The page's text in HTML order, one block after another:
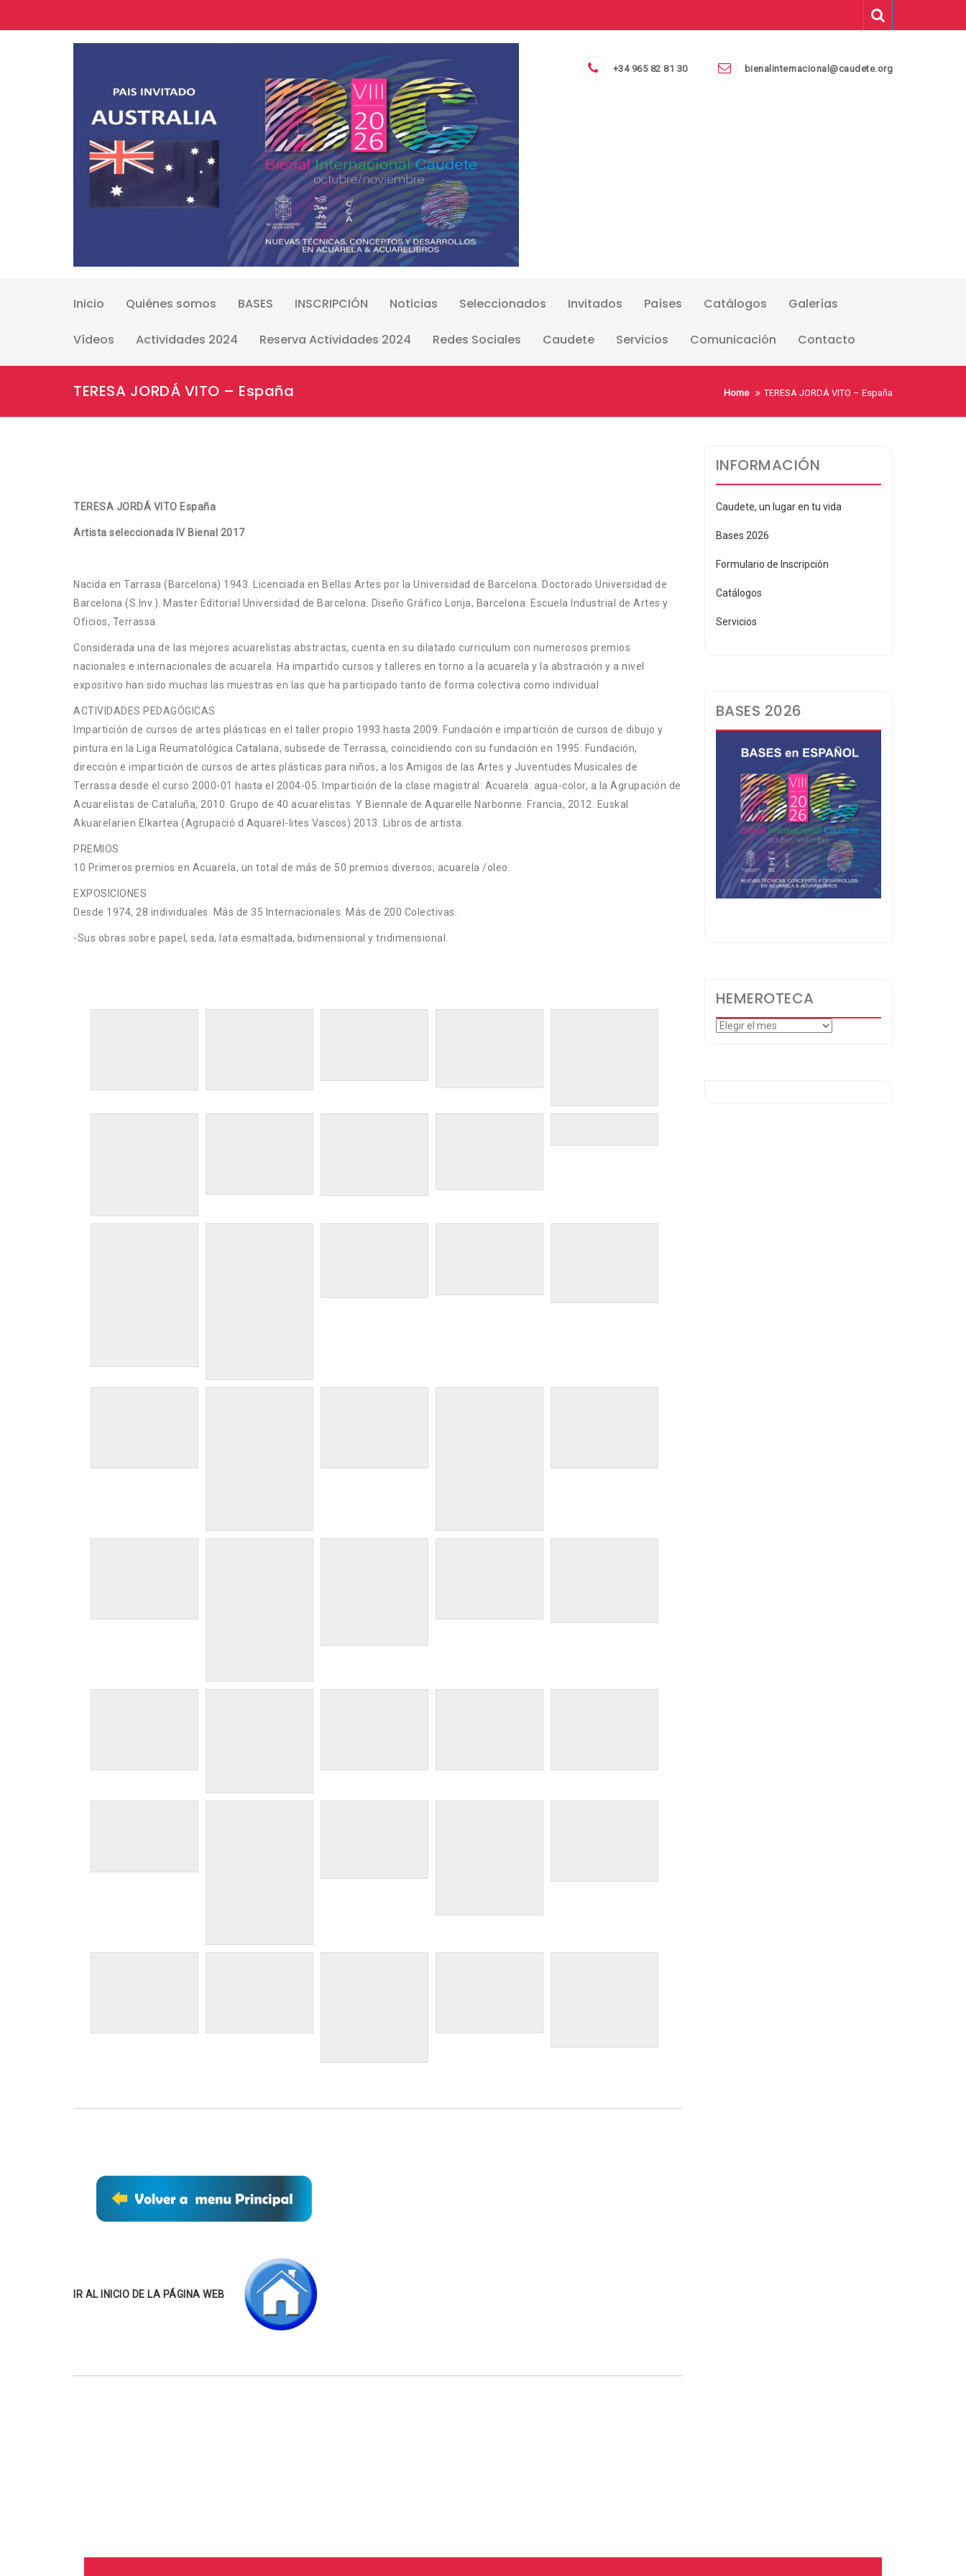
+34 965 82 81 30 bienalinternacional@caudete.org
Inicio Quiénes somos BASES INSCRIPCIÓN Noticias Seleccionados Invitados Países Catálogos Galerías
Vídeos Actividades 2024 Reserva Actividades 2024 Redes Sociales Caudete Servicios Comunicación Contacto
TERESA JORDÁ VITO – España Home TERESA JORDÁ VITO – España
TERESA JORDÁ VITO España
Artista seleccionada IV Bienal 2017
Nacida en Tarrasa (Barcelona) 1943. Licenciada en Bellas Artes por la Universidad de Barcelona. Doctorado Universidad de
Barcelona (S.Inv.). Master Editorial Universidad de Barcelona. Diseño Gráfico Lonja, Barcelona. Escuela Industrial de Artes y
Oficios, Terrassa.
Considerada una de las mejores acuarelistas abstractas, cuenta en su dilatado curriculum con numerosos premios
nacionales e internacionales de acuarela. Ha impartido cursos y talleres en torno a la acuarela y la abstración y a nivel
expositivo han sido muchas las muestras en las que ha participado tanto de forma colectiva como individual
ACTIVIDADES PEDAGÓGICAS
Impartición de cursos de artes plásticas en el taller propio 1993 hasta 2009. Fundación e impartición de cursos de dibujo y
pintura en la Liga Reumatológica Catalana, subsede de Terrassa, coincidiendo con su fundación en 1995. Fundación,
dirección e impartición de cursos de artes plásticas para niños, a los Amigos de las Artes y Juventudes Musicales de
Terrassa desde el curso 2000-01 hasta el 2004-05. Impartición de la clase magistral: Acuarela: agua-color, a la Agrupación de
Acuarelistas de Cataluña, 2010. Grupo de 40 acuarelistas. Y Biennale de Aquarelle Narbonne. Francia, 2012. Euskal
Akuarelarien Elkartea (Agrupació d Aquarel-lites Vascos) 2013. Libros de artista.
PREMIOS
10 Primeros premios en Acuarela, un total de más de 50 premios diversos, acuarela /oleo.
EXPOSICIONES
Desde 1974, 28 individuales. Más de 35 Internacionales. Más de 200 Colectivas.
-Sus obras sobre papel, seda, lata esmaltada, bidimensional y tridimensional.
IR AL INICIO DE LA PÁGINA WEB
INFORMACIÓN
Caudete, un lugar en tu vida
Bases 2026
Formulario de Inscripción
Catálogos
Servicios
BASES 2026
HEMEROTECA
Hemeroteca